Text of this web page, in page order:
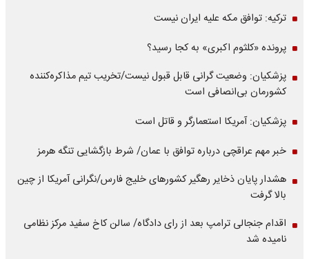
ترکیه: توافق مکه علیه ایران نیست
پرونده «کلثوم اکبری» به کجا رسید؟
پزشکیان: وضعیت گرانی قابل قبول نیست/تخریب تیم مذاکره‌کننده
کشورمان بی‌انصافی است
پزشکیان: آمریکا استعمارگر و قاتل است
خبر مهم عراقچی درباره توافق با عمان/ شرط بازگشایی تنگه هرمز
هشدار پایان ذخایر رهگیر کشورهای خلیج فارس/نگرانی آمریکا از چین
بالا گرفت
اقدام جنجالی ترامپ بعد از رای دادگاه/ سالن کاخ سفید مرکز نظامی
نامیده شد